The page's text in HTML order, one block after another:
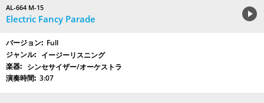
AL-664 M-15
Electric Fancy Parade
Full
イージーリスニング
シンセサイザー/オーケストラ
3:07